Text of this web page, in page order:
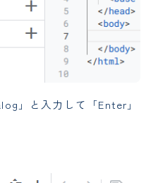
」と入力して「Enter」